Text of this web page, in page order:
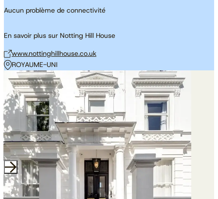
Aucun problème de connectivité
En savoir plus sur Notting Hill House
www.nottinghillhouse.co.uk
ROYAUME-UNI